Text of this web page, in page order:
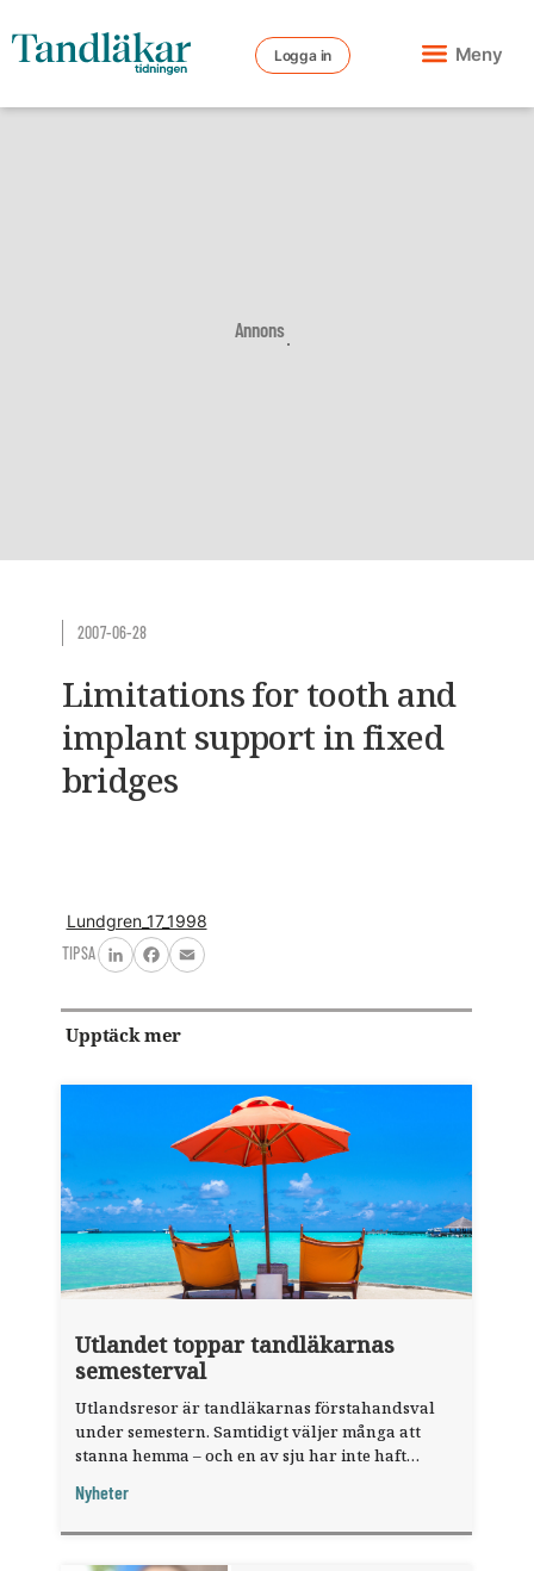
Logga in Meny
Annons
2007-06-28
Limitations for tooth and
implant support in fixed
bridges
Lundgren_17_1998
TIPSA
LinkedInFacebook
Email
Upptäck mer
Utlandet toppar tandläkarnas
semesterval
Utlandsresor är tandläkarnas förstahandsval
under semestern. Samtidigt väljer många att
stanna hemma – och en av sju har inte haft
fråga".
Nyheter